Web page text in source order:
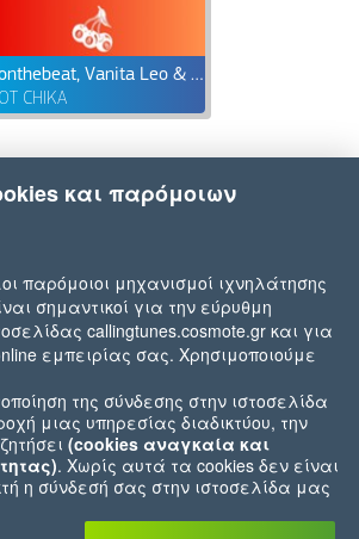
8onthebeat, Vanita Leo & Alansito Vega
CHIKA
και παρόμοιων
παρόμοιοι μηχανισμοί ιχνηλάτησης
σημαντικοί για την εύρυθμη
callingtunes.cosmote.gr και για
εμπειρίας σας. Χρησιμοποιούμε
της σύνδεσης στην ιστοσελίδα
μιας υπηρεσίας διαδικτύου, την
(cookies αναγκαία και
. Χωρίς αυτά τα cookies δεν είναι
η σύνδεσή σας στην ιστοσελίδα μας
ζητήσατε (π.χ.cookies που αφορούν